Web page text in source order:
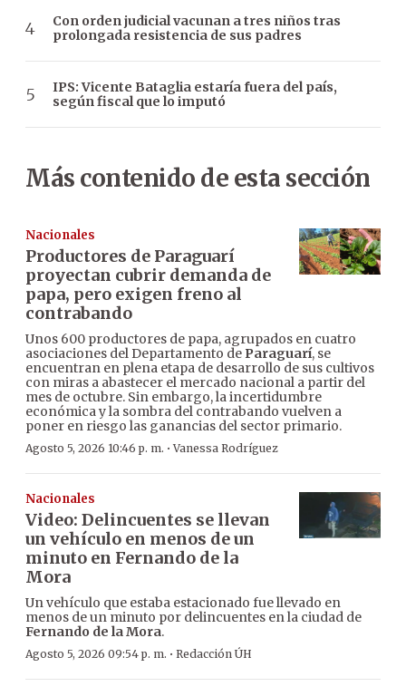
Con orden judicial vacunan a tres niños tras
prolongada resistencia de sus padres
IPS: Vicente Bataglia estaría fuera del país,
según fiscal que lo imputó
Más contenido de esta sección
Nacionales
Productores de Paraguarí
proyectan cubrir demanda de
papa, pero exigen freno al
contrabando
Unos 600 productores de papa, agrupados en cuatro
asociaciones del Departamento de Paraguarí, se
encuentran en plena etapa de desarrollo de sus cultivos
con miras a abastecer el mercado nacional a partir del
mes de octubre. Sin embargo, la incertidumbre
económica y la sombra del contrabando vuelven a
poner en riesgo las ganancias del sector primario.
Agosto 5, 2026 10:46 p. m. ·Vanessa Rodríguez
Nacionales
Video: Delincuentes se llevan
un vehículo en menos de un
minuto en Fernando de la
Mora
Un vehículo que estaba estacionado fue llevado en
menos de un minuto por delincuentes en la ciudad de
Fernando de la Mora.
Agosto 5, 2026 09:54 p. m. · Redacción ÚH